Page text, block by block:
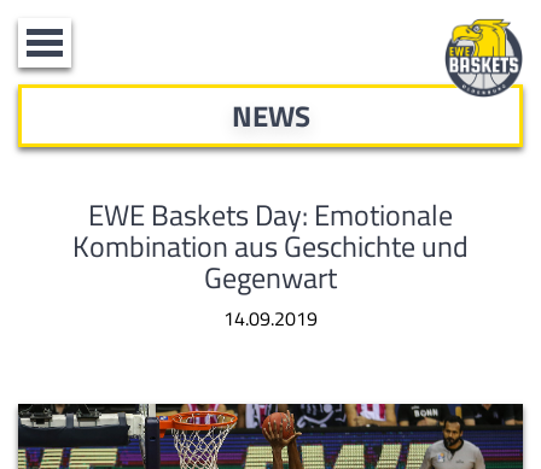
Toggle
navigation
NEWS
EWE Baskets Day: Emotionale
Kombination aus Geschichte und
Gegenwart
14.09.2019